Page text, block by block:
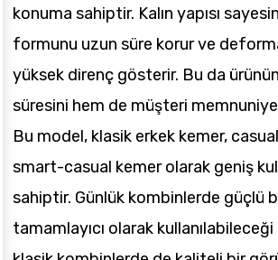
konuma sahiptir. Kalın yapısı
formunu uzun süre korur ve
yüksek direnç gösterir. Bu da
süresini hem de müşteri
Bu model, klasik erkek kemer,
smart-casual kemer olarak geniş
sahiptir. Günlük kombinlerde güçlü
tamamlayıcı olarak